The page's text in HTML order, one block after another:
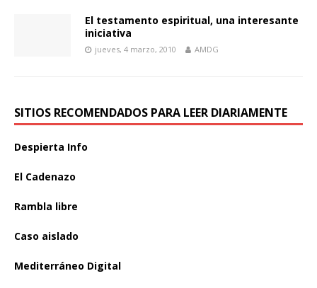
El testamento espiritual, una interesante
iniciativa
jueves, 4 marzo, 2010 AMDG
SITIOS RECOMENDADOS PARA LEER DIARIAMENTE
Despierta Info
El Cadenazo
Rambla libre
Caso aislado
Mediterráneo Digital